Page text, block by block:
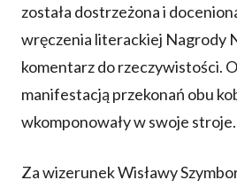
została dostrzeżona i
wręczenia literackiej Nagrody
komentarz do rzeczywistości.
manifestacją przekonań obu
wkomponowały w swoje stroje.
Za wizerunek Wisławy